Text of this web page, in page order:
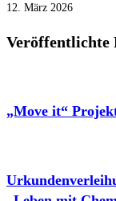
12. März 2026
Veröffentlichte
„Move it“